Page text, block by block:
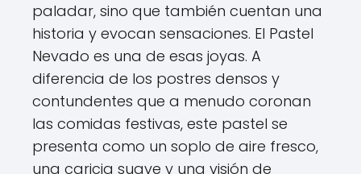
paladar, sino que también cuentan una
historia y evocan sensaciones. El Pastel
Nevado es una de esas joyas. A
diferencia de los postres densos y
contundentes que a menudo coronan
las comidas festivas, este pastel se
presenta como un soplo de aire fresco,
una caricia suave y una visión de